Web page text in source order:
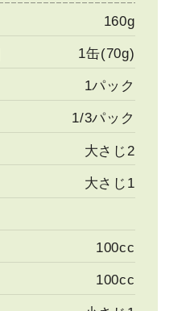
160g
1缶(70g)
1パック
1/3パック
大さじ2
大さじ1
100cc
100cc